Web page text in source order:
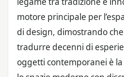
motore principale per
di design, dimostrando
tradurre decenni di
oggetti contemporanei è